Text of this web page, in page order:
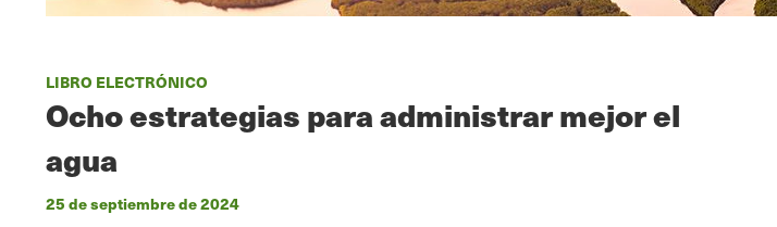
LIBRO ELECTRÓNICO
Ocho estrategias para administrar mejor el
agua
25 de septiembre de 2024